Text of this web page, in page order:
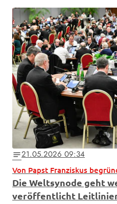
notes21.05.2026 09:34
Von Papst Franziskus
Die Weltsynode geht
veröffentlicht